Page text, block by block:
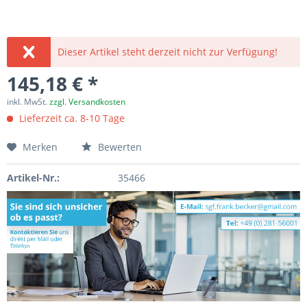
Dieser Artikel steht derzeit nicht zur Verfügung!
145,18 € *
inkl. MwSt.zzgl. Versandkosten
Lieferzeit ca. 8-10 Tage
Merken Bewerten
Artikel-Nr.: 35466